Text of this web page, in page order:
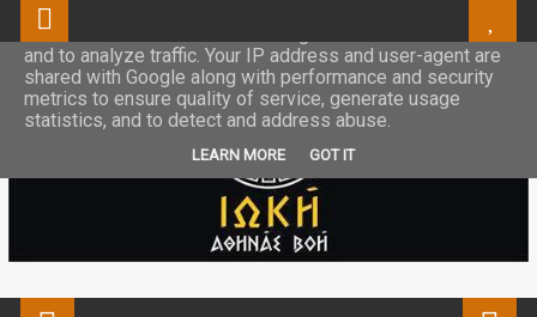
This site uses cookies from Google to deliver its services
and to analyze traffic. Your IP address and user-agent are
shared with Google along with performance and security
metrics to ensure quality of service, generate usage
statistics, and to detect and address abuse.
LEARN MORE GOT IT